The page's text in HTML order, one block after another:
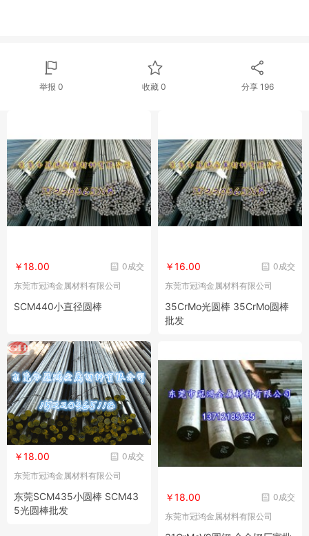
举报 0 收藏 0 分享 196
0成交
￥18.00
东莞市冠鸿金属材料有限公司
SCM440小直径圆棒
0成交
￥16.00
东莞市冠鸿金属材料有限公司
35CrMo光圆棒 35CrMo圆棒
批发
0成交
￥18.00
东莞市冠鸿金属材料有限公司
东莞SCM435小圆棒 SCM43
5光圆棒批发
0成交
￥18.00
东莞市冠鸿金属材料有限公司